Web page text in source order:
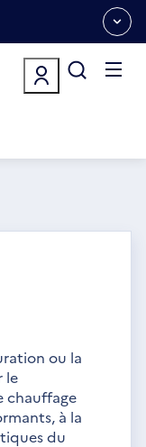
ou la
le
chauffage
à la
du